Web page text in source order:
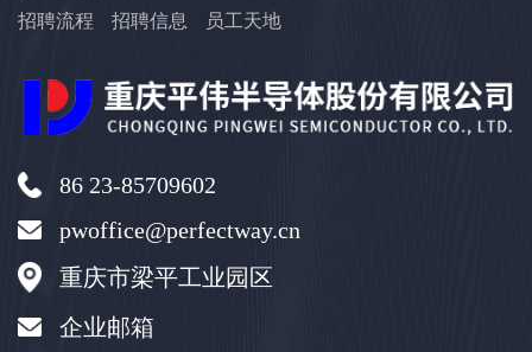
招聘流程 招聘信息 员工天地
86 23-85709602
pwoffice@perfectway.cn
重庆市梁平工业园区
企业邮箱